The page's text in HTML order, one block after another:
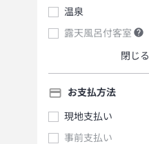
温泉
露天風呂付客室
閉じる
お支払方法
現地支払い
事前支払い